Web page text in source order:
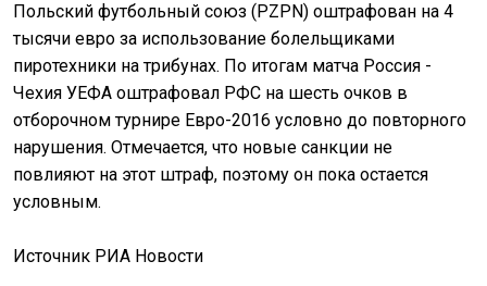
Польский футбольный союз (PZPN) оштрафован на 4
тысячи евро за использование болельщиками
пиротехники на трибунах. По итогам матча Россия -
Чехия УЕФА оштрафовал РФС на шесть очков в
отборочном турнире Евро-2016 условно до повторного
нарушения. Отмечается, что новые санкции не
повлияют на этот штраф, поэтому он пока остается
условным.
Источник РИА Новости